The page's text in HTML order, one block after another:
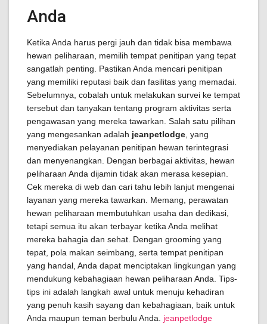
Anda
Ketika Anda harus pergi jauh dan tidak bisa membawa
hewan peliharaan, memilih tempat penitipan yang tepat
sangatlah penting. Pastikan Anda mencari penitipan
yang memiliki reputasi baik dan fasilitas yang memadai.
Sebelumnya, cobalah untuk melakukan survei ke tempat
tersebut dan tanyakan tentang program aktivitas serta
pengawasan yang mereka tawarkan. Salah satu pilihan
yang mengesankan adalah jeanpetlodge , yang
menyediakan pelayanan penitipan hewan terintegrasi
dan menyenangkan. Dengan berbagai aktivitas, hewan
peliharaan Anda dijamin tidak akan merasa kesepian.
Cek mereka di web dan cari tahu lebih lanjut mengenai
layanan yang mereka tawarkan. Memang, perawatan
hewan peliharaan membutuhkan usaha dan dedikasi,
tetapi semua itu akan terbayar ketika Anda melihat
mereka bahagia dan sehat. Dengan grooming yang
tepat, pola makan seimbang, serta tempat penitipan
yang handal, Anda dapat menciptakan lingkungan yang
mendukung kebahagiaan hewan peliharaan Anda. Tips-
tips ini adalah langkah awal untuk menuju kehadiran
yang penuh kasih sayang dan kebahagiaan, baik untuk
Anda maupun teman berbulu Anda. jeanpetlodge